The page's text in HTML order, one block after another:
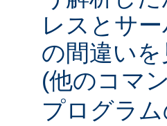
レスとサ
の間違い
(他のコマ
プログラ